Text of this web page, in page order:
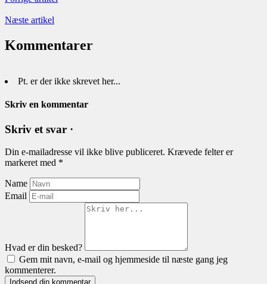
Næste artikel
Kommentarer
Pt. er der ikke skrevet her...
Skriv en kommentar
Skriv et svar ·
Din e-mailadresse vil ikke blive publiceret. Krævede felter er
markeret med *
Name
Email
Hvad er din besked?
Gem mit navn, e-mail og hjemmeside til næste gang jeg
kommenterer.
Indsend din kommentar